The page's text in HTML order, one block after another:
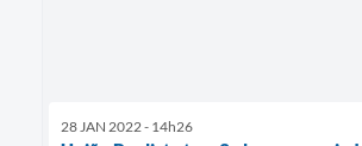
28 JAN 2022 - 14h26